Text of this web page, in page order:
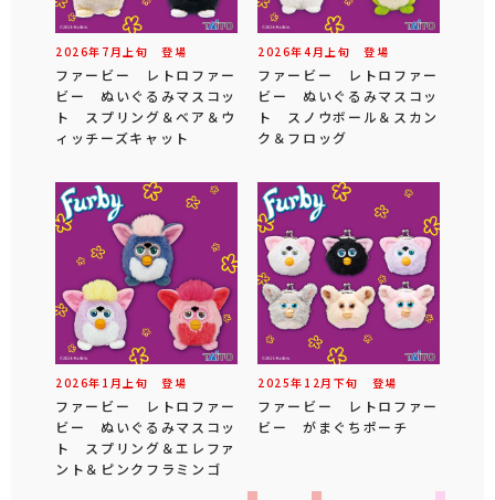
2026年 7 月 上旬 登場
ファービー レトロファー
ビー ぬいぐるみマスコッ
ト スプリング＆ベア＆ウ
ィッチーズキャット
2026年4 月 上旬 登場
ファービー レトロファー
ビー ぬいぐるみマスコッ
ト スノウボール＆スカン
ク＆フロッグ
2026年 1 月 上旬 登場
ファービー レトロファー
ビー ぬいぐるみマスコッ
ト スプリング＆エレファ
ント＆ピンクフラミンゴ
2025年 12 月 下旬 登場
ファービー レトロファー
ビー がまぐちポーチ